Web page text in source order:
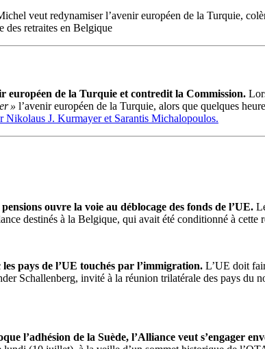
veut redynamiser l’avenir européen de la Turquie,
des retraites en Belgique
européen de la Turquie et contredit la Commission.
» l’avenir européen de la Turquie, alors que quelques
Nikolaus J. Kurmayer et Sarantis Michalopoulos.
ouvre la voie au déblocage des fonds de l’UE.
destinés à la Belgique, qui avait été conditionné à cette
pays de l’UE touchés par l’immigration. L’UE doit
Schallenberg, invité à la réunion trilatérale des pays du
l’adhésion de la Suède, l’Alliance veut s’engager